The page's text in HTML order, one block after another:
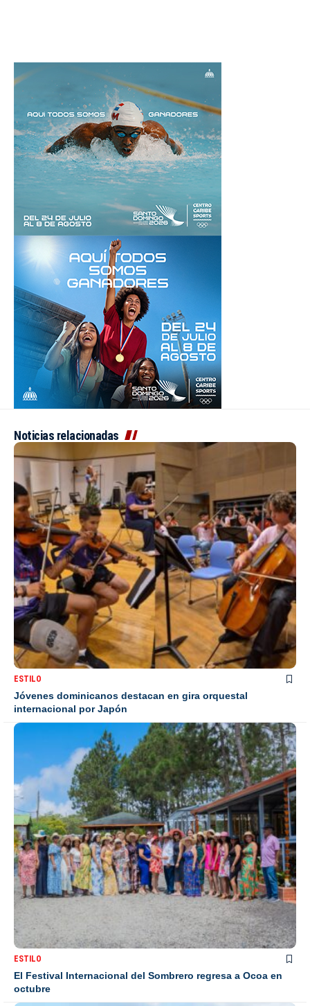
Noticias relacionadas
ESTILO
Jóvenes dominicanos destacan en gira orquestal
internacional por Japón
ESTILO
El Festival Internacional del Sombrero regresa a Ocoa en
octubre